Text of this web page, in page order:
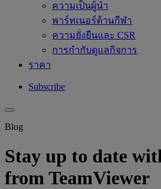
ความเป็นผู้นำ
พาร์ทเนอร์ด้านกีฬา
ความยั่งยืนและ CSR
การกำกับดูแลกิจการ
ราคา
Subscribe
Blog
Stay up to date
from TeamViewer